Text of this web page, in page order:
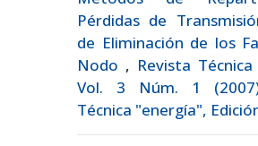
Pérdidas de
de Eliminación de los
Nodo , Revista
Vol. 3 Núm. 1
Técnica "energía",